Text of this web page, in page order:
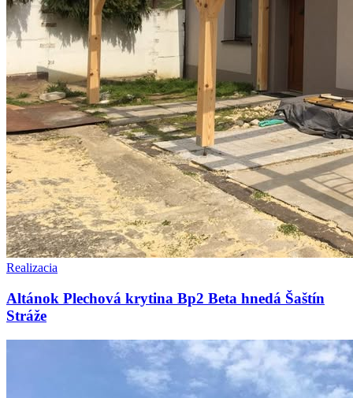
Realizacia
Altánok Plechová krytina Bp2 Beta hnedá Šaštín
Stráže